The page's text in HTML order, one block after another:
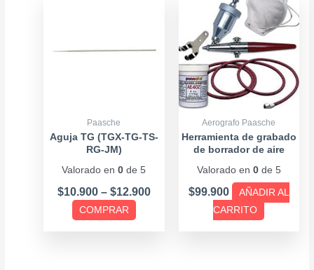
Paasche
Aguja TG (TGX-TG-TS-
RG-JM)
Valorado en0 de 5
$10.900 – $12.900
$12.900
COMPRAR
múltiples
variantes.
pueden
en
la
página
Aerografo Paasche
Herramienta de grabado
de borrador de aire
Valorado en 0de 5
$99.900
AÑADIR AL
CARRITO